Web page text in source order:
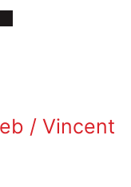
/ Vincent